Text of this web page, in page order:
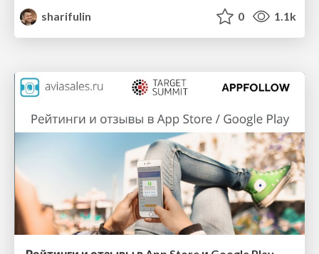
sharifulin
0 1.1k